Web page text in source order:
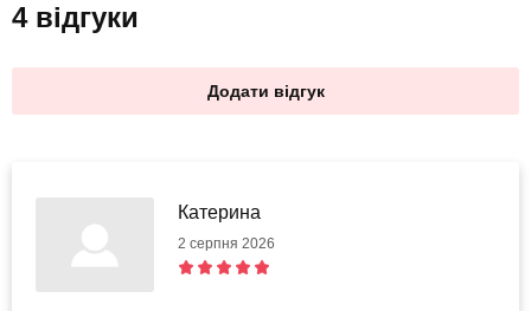
4 відгуки
Додати відгук
Катерина
2 серпня 2026